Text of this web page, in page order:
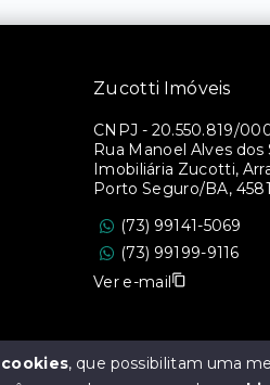
Zucotti Imóveis
CNPJ - 20.550.819/
Rua Manoel Alves dos
Imobiliária Zucotti,
Porto Seguro/BA,
(73) 99141-5069
(73) 99199-9116
Ver e-mail
cookies, que possibilitam uma